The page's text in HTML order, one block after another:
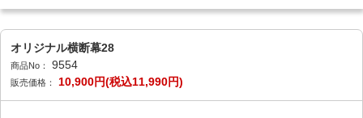
オリジナル横断幕28
商品No： 9554
販売価格： 10,900円(税込11,990円)